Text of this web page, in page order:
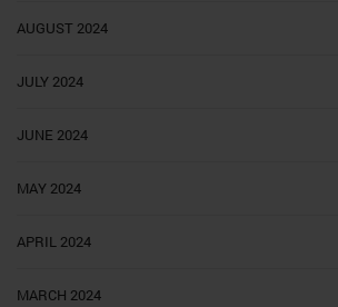
AUGUST 2024
JULY 2024
JUNE 2024
MAY 2024
APRIL 2024
MARCH 2024